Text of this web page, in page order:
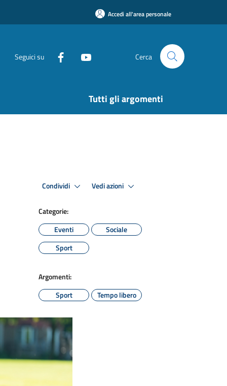
Accedi all'area personale
Seguici su Cerca
Tutti gli argomenti
Condividi Vedi azioni
Categorie:
Eventi
Sociale
Sport
Argomenti:
Sport
Tempo libero